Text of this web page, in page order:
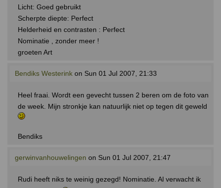
Licht: Goed gebruikt
Scherpte diepte: Perfect
Helderheid en contrasten : Perfect
Nominatie , zonder meer !
groeten Art
Bendiks Westerink on Sun 01 Jul 2007, 21:33
Heel fraai. Wordt een gevecht tussen 2 beren om de foto van
de week. Mijn stronkje kan natuurlijk niet op tegen dit geweld
Bendiks
gerwinvanhouwelingen on Sun 01 Jul 2007, 21:47
Rudi heeft niks te weinig gezegd! Nominatie. Al verwacht ik